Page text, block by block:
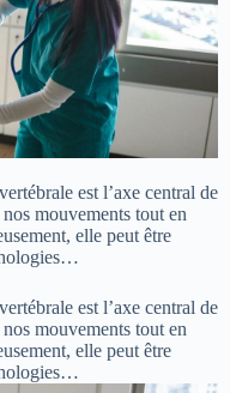
est l’axe central de
mouvements tout en
elle peut être
est l’axe central de
mouvements tout en
elle peut être